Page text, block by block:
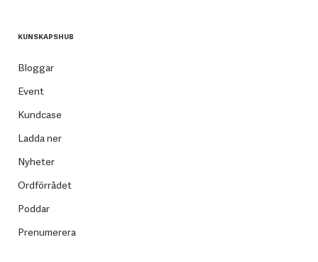
KUNSKAPSHUB
Bloggar
Event
Kundcase
Ladda ner
Nyheter
Ordförrådet
Poddar
Prenumerera